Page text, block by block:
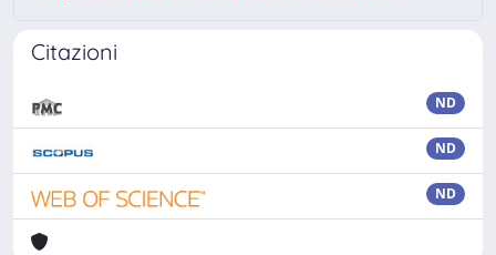
Citazioni
ND
ND
ND